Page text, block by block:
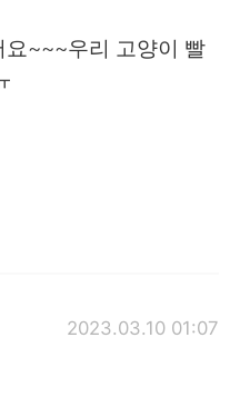
~~~우리 고양이 빨
2023.03.10 01:07